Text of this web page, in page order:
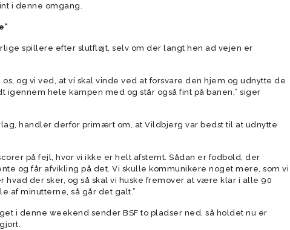
i denne omgang.
spillere efter slutfløjt, selv om der langt hen ad vejen er
og vi ved, at vi skal vinde ved at forsvare den hjem og udnytte de
igennem hele kampen med og står også fint på banen,” siger
handler derfor primært om, at Vildbjerg var bedst til at udnytte
på fejl, hvor vi ikke er helt afstemt. Sådan er fodbold, der
og får afvikling på det. Vi skulle kommunikere noget mere, som vi
hvad der sker, og så skal vi huske fremover at være klar i alle 90
af minutterne, så går det galt.”
i denne weekend sender BSF to pladser ned, så holdet nu er